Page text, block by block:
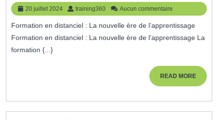
En
Distanciel
:
L’avenir
20 juillet 2024
20
juillet
2024
training360 training360
Aucun commentaire
Formation en distanciel : La nouvelle ère de l’apprentissage
Formation en distanciel : La nouvelle ère de l’apprentissage La
formation {...}
READ MOREREAD
MORE